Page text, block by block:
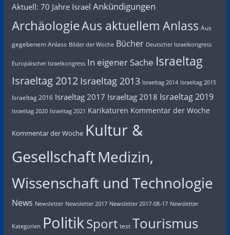
Aktuell: 70 Jahre Israel Ankündigungen
ArchäologieAus aktuellem Anlass Aus
gegebenem Anlass Bilder der Woche Bücher Deutscher Israelkongress
Europäischer Israelkongress In eigener Sache Israeltag
Israeltag 2012 Israeltag 2013 Israeltag 2014 Israeltag 2015
Israeltag 2016 Israeltag 2017 Israeltag 2018 Israeltag 2019
Israeltag 2020 Israeltag 2021 Karikaturen Kommentar der Woche
Kommentar der Woche Kultur &
GesellschaftMedizin,
Wissenschaft und Technologie
News Newsletter Newsletter 2017 Newsletter 2017-08-17 Newsletter
Kategorien PolitikSport test Tourismus